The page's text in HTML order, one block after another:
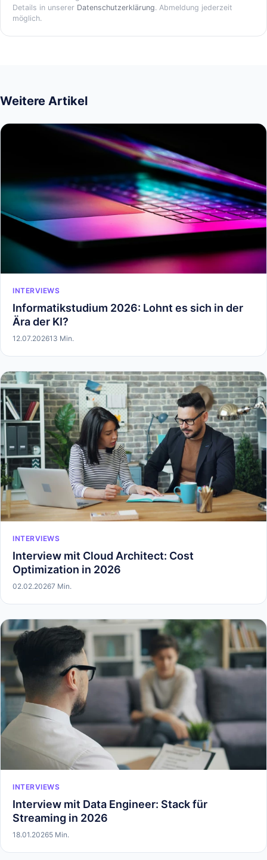
Details in unserer Datenschutzerklärung. Abmeldung jederzeit
möglich.
Weitere Artikel
INTERVIEWS
Informatikstudium 2026: Lohnt es sich in der
Ära der KI?
12.07.202613 Min.
INTERVIEWS
Interview mit Cloud Architect: Cost
Optimization in 2026
02.02.20267 Min.
INTERVIEWS
Interview mit Data Engineer: Stack für
Streaming in 2026
18.01.20265 Min.